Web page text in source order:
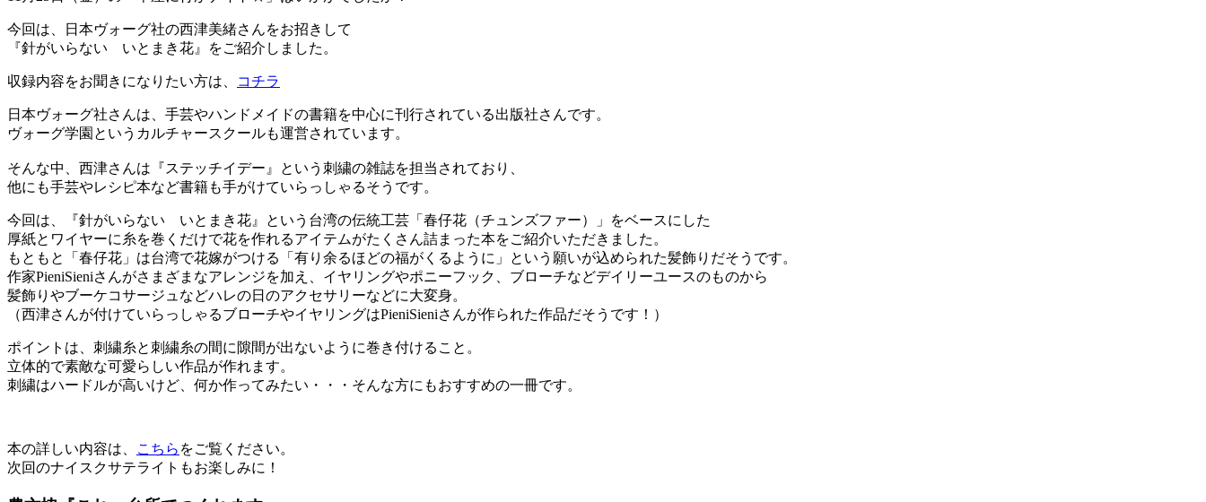
今回は、日本ヴォーグ社の西津美緒さんをお招きして
『針がいらない いとまき花』をご紹介しました。
収録内容をお聞きになりたい方は、 コチラ
日本ヴォーグ社さんは、手芸やハンドメイドの書籍を中心に刊行されている出版社さんです。
ヴォーグ学園というカルチャースクールも運営されています。
そんな中、西津さんは『ステッチイデー』という刺繍の雑誌を担当されており、
他にも手芸やレシピ本など書籍も手がけていらっしゃるそうです。
今回は、『針がいらない いとまき花』という台湾の伝統工芸「春仔花（チュンズファー）」をベースにした
厚紙とワイヤーに糸を巻くだけで花を作れるアイテムがたくさん詰まった本をご紹介いただきました。
もともと「春仔花」は台湾で花嫁がつける「有り余るほどの福がくるように」という願いが込められた髪飾りだそうです。
作家PieniSieniさんがさまざまなアレンジを加え、イヤリングやポニーフック、ブローチなどデイリーユースのものから
髪飾りやブーケコサージュなどハレの日のアクセサリーなどに大変身。
（西津さんが付けていらっしゃるブローチやイヤリングはPieniSieniさんが作られた作品だそうです！）
ポイントは、刺繍糸と刺繍糸の間に隙間が出ないように巻き付けること。
立体的で素敵な可愛らしい作品が作れます。
刺繍はハードルが高いけど、何か作ってみたい・・・そんな方にもおすすめの一冊です。
本の詳しい内容は、 こちら をご覧ください。
次回のナイスクサテライトもお楽しみに！